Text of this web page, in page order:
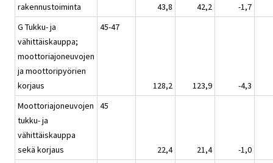
rakennustoiminta
43,8
42,2
-1,7
G Tukku- ja
vähittäiskauppa;
moottoriajoneuvojen
ja moottoripyörien
korjaus
45-47
128,2 123,9
-4,3
Moottoriajoneuvojen
tukku- ja
vähittäiskauppa
sekä korjaus
45
22,4 21,4
-1,0